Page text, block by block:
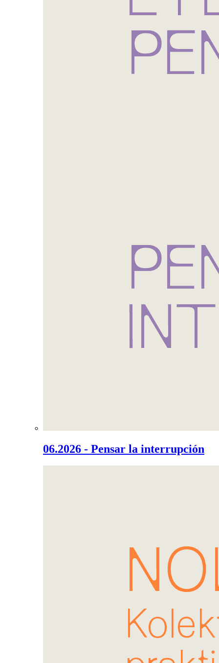
06.2026 - Pensar la interrupción